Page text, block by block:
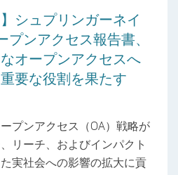
シュプリンガーネイ
ンアクセス報告書、
オープンアクセスへ
要な役割を果たす
プンアクセス（OA）戦略が
リーチ、およびインパクト
実社会への影響の拡大に貢